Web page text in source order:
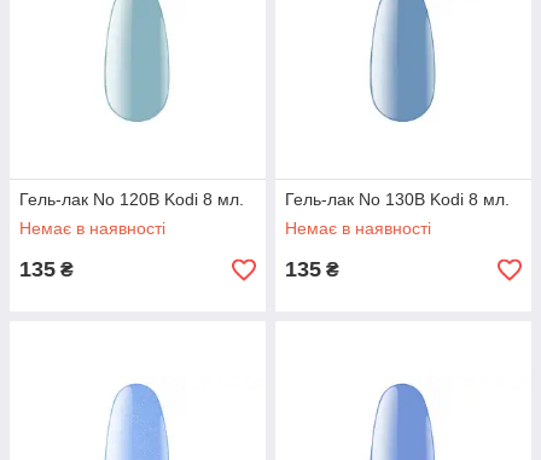
Гель-лак No 120B Kodi 8 мл.
Немає в наявності
135 ₴
Гель-лак No 130B Kodi 8 мл.
Немає в наявності
135 ₴